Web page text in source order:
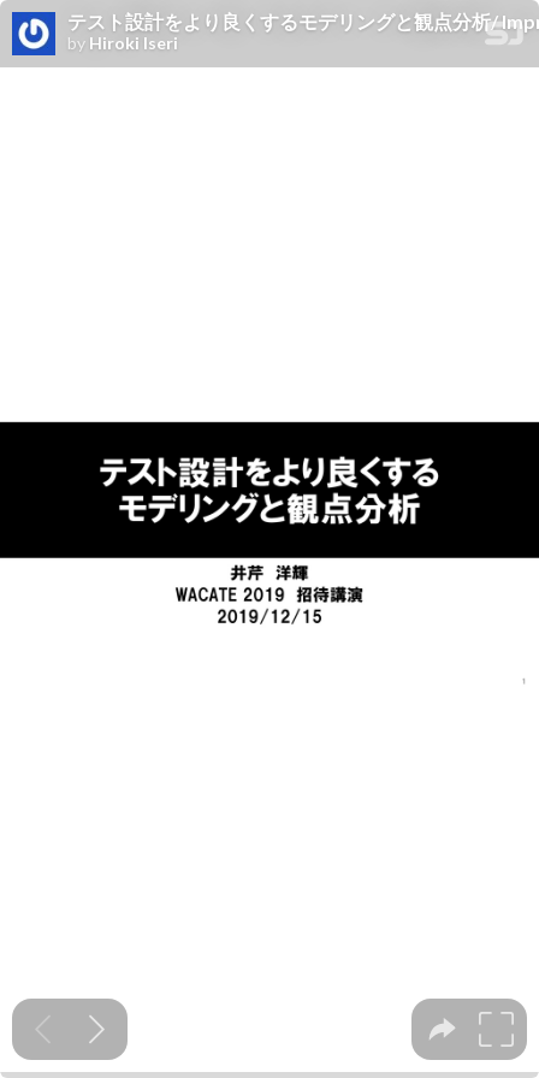
テスト設計をより良くするモデリングと観点分析/
by Hiroki Iseri